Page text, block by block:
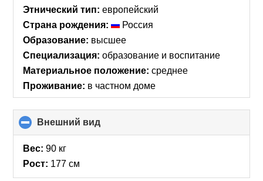
Этнический тип: европейский
Страна рождения:
Россия
Образование: высшее
Специализация: образование и воспитание
Материальное положение: среднее
Проживание: в частном доме
Внешний вид
to
Вес: 90 кг
Рост: 177 см